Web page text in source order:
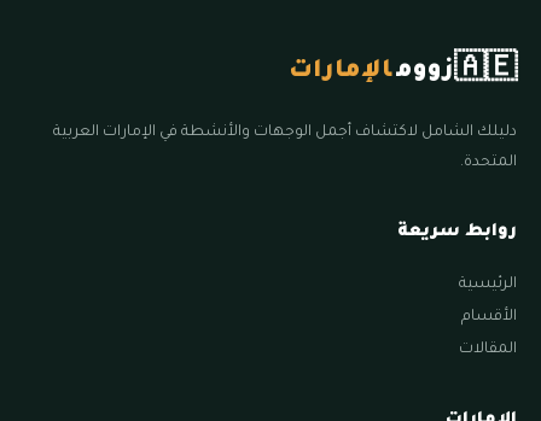
🇦🇪زوومالإمارات
دليلك الشامل لاكتشاف أجمل الوجهات والأنشطة في الإمارات العربية
المتحدة.
روابط سريعة
الرئيسية
الأقسام
المقالات